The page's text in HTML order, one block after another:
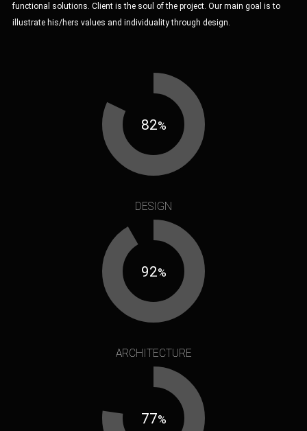
functional solutions. Client is the soul of the project. Our main goal is to
illustrate his/hers values and individuality through design.
85%
DESIGN
95%
ARCHITECTURE
80%